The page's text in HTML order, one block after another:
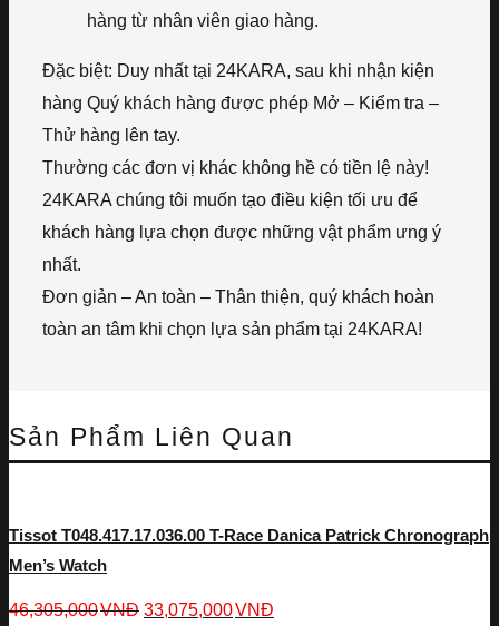
hàng từ nhân viên giao hàng.
Đặc biệt: Duy nhất tại 24KARA, sau khi nhận kiện
hàng Quý khách hàng được phép Mở – Kiểm tra –
Thử hàng lên tay.
Thường các đơn vị khác không hề có tiền lệ này!
24KARA chúng tôi muốn tạo điều kiện tối ưu để
khách hàng lựa chọn được những vật phẩm ưng ý
nhất.
Đơn giản – An toàn – Thân thiện, quý khách hoàn
toàn an tâm khi chọn lựa sản phẩm tại 24KARA!
Sản Phẩm Liên Quan
Tissot T048.417.17.036.00 T-Race Danica Patrick Chronograph
Men’s Watch
46,305,000VNĐ 33,075,000VNĐ